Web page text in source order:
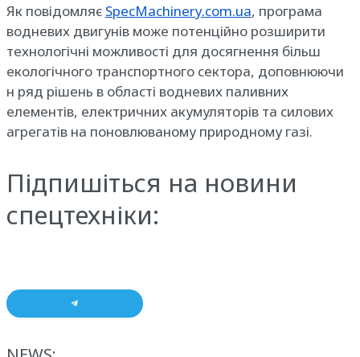
Як повідомляє SpecMachinery.com.ua, програма
водневих двигунів може потенційно розширити
технологічні можливості для досягнення більш
екологічного транспортного сектора, доповнюючи
н ряд рішень в області водневих паливних
елементів, електричних акумуляторів та силових
агрегатів на поновлюваному природному газі.
Підпишіться на новини
спецтехніки: